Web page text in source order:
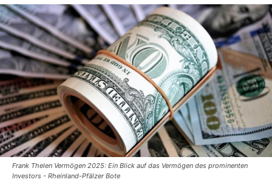
Frank Thelen Vermögen 2025: Ein Blick auf das Vermögen des prominenten
Investors - Rheinland-Pfälzer Bote